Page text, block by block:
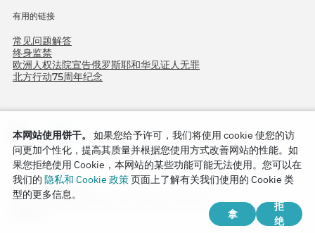
有用的链接
常见问题解答
终身监禁
欧洲人权法院宣告俄罗斯耶和华见证人无罪
北方行动75周年纪念
Copyright © 2026
Watch Tower Bible and Tract Society of Korea.
本网站使用饼干。
如果您给予许可，我们将使用 cookie 使您的访
问更加个性化，提高其质量并根据您使用方式改善网站的性能。如
果您拒绝使用 Cookie，本网站的某些功能可能无法使用。您可以在
我们的 隐私和 Cookie 政策页面上了解有关我们使用的 Cookie 类
型的更多信息。
拿
拒
绝